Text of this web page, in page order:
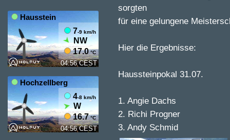
sorgten
für eine gelungene
Hier die Ergebnisse:
Haussteinpokal
1. Angie
2. Richi Progner
3. Andy